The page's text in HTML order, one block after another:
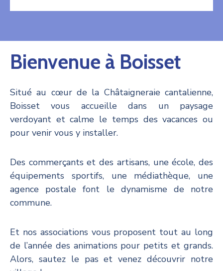
Bienvenue à Boisset
Situé au cœur de la Châtaigneraie cantalienne,
Boisset vous accueille dans un paysage
verdoyant et calme le temps des vacances ou
pour venir vous y installer.
Des commerçants et des artisans, une école, des
équipements sportifs, une médiathèque, une
agence postale font le dynamisme de notre
commune.
Et nos associations vous proposent tout au long
de l’année des animations pour petits et grands.
Alors, sautez le pas et venez découvrir notre